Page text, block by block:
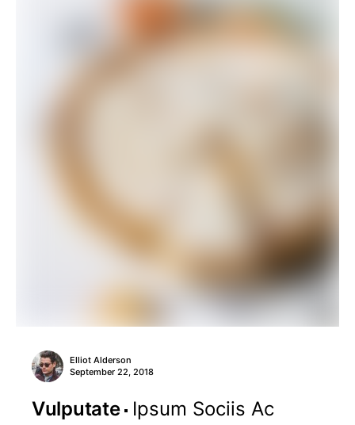
Elliot Alderson
September 22, 2018
Vulputate
Ipsum Sociis Ac